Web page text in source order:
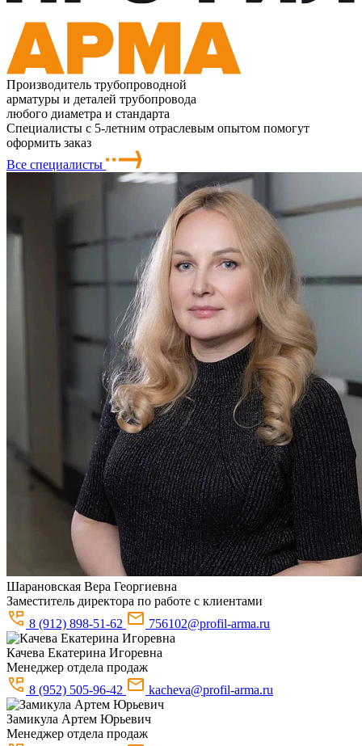
Производитель трубопроводной
арматуры и деталей трубопровода
любого диаметра и стандарта
Специалисты с 5-летним отраслевым опытом помогут
оформить заказ
Все специалисты
Шарановская Вера Георгиевна
Заместитель директора по работе с клиентами
8 (912) 898-51-62
756102@profil-arma.ru
Качева Екатерина Игоревна
Менеджер отдела продаж
8 (952) 505-96-42
kacheva@profil-arma.ru
Замикула Артем Юрьевич
Менеджер отдела продаж